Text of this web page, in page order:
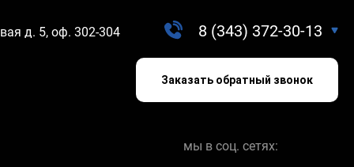
д. 5, оф. 302-304 8 (343) 372-30-13
Заказать обратный звонок
мы в соц. сетях: